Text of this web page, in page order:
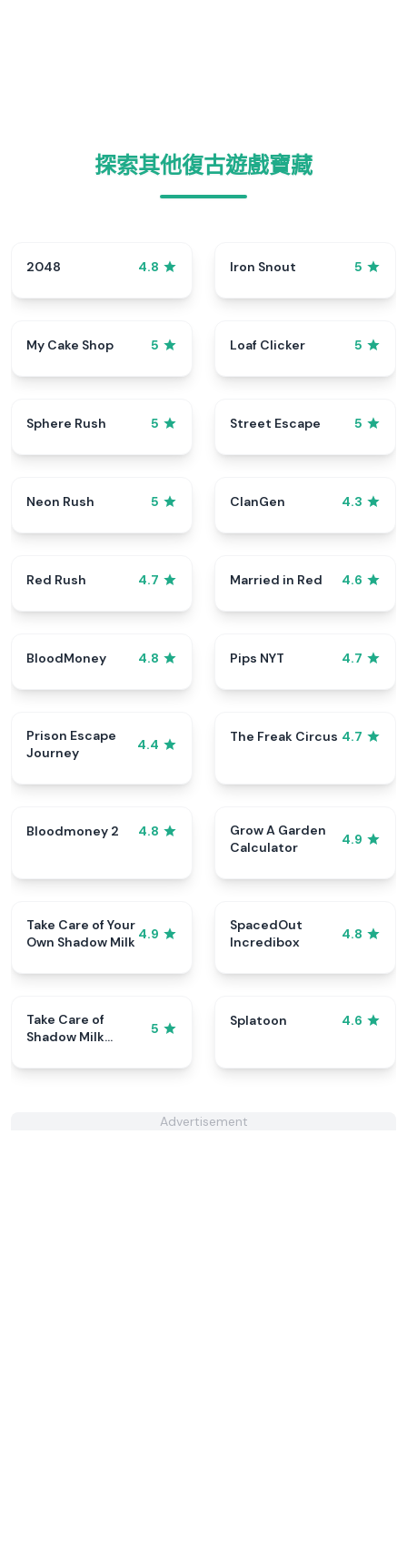
探索其他復古遊戲寶藏
2048 4.8 Iron Snout 5
My Cake Shop 5 Loaf Clicker 5
Sphere Rush 5 Street Escape 5
Neon Rush 5 ClanGen 4.3
Red Rush 4.7 Married in Red 4.6
BloodMoney 4.8 Pips NYT 4.7
Prison Escape
Journey
4.4
The Freak Circus 4.7
Bloodmoney 2 4.8
Grow A Garden
Calculator
4.9
Take Care of Your
Own Shadow Milk 4.9
SpacedOut
Incredibox
4.8
Take Care of
Shadow Milk
5
Splatoon 4.6
Advertisement